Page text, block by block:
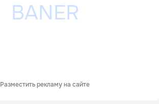
Разместить рекламу на сайте